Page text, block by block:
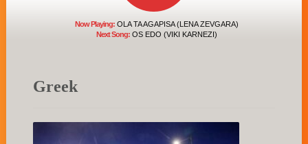
Now Playing: OLA TA AGAPISA (LENA ZEVGARA)
Next Song: OS EDO (VIKI KARNEZI)
Greek